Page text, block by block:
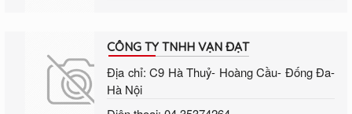
CÔNG TY TNHH VẠN ĐẠT
Địa chỉ: C9 Hà Thuỷ- Hoàng Cầu- Đống Đa-
Hà Nội